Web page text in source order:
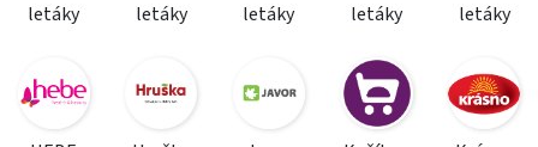
letáky
letáky
letáky
letáky
letáky